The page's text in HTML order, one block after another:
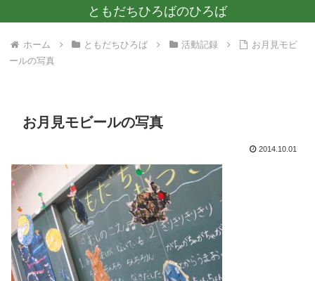
ともだちひろばのひろば
ホーム ともだちひろば 活動記録
お月見モビ
ールの写真
お月見モビールの写真
2014.10.01